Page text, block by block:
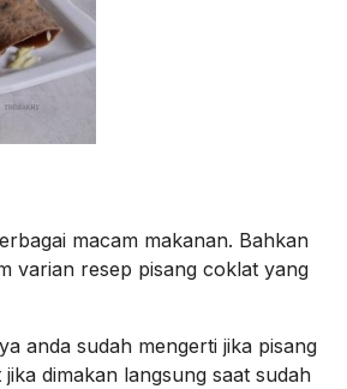
macam makanan. Bahkan
varian resep pisang coklat yang
anda sudah mengerti jika pisang
dimakan langsung saat sudah